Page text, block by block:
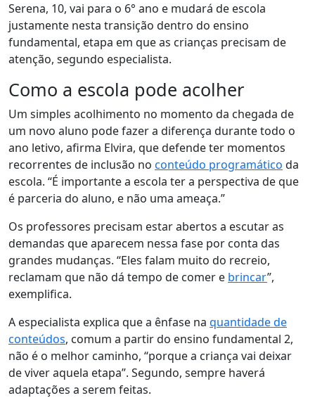
Serena, 10, vai para o 6° ano e mudará de escola
justamente nesta transição dentro do ensino
fundamental, etapa em que as crianças precisam de
atenção, segundo especialista.
Como a escola pode acolher
Um simples acolhimento no momento da chegada de
um novo aluno pode fazer a diferença durante todo o
ano letivo, afirma Elvira, que defende ter momentos
recorrentes de inclusão no conteúdo programático da
escola. “É importante a escola ter a perspectiva de que
é parceria do aluno, e não uma ameaça.”
Os professores precisam estar abertos a escutar as
demandas que aparecem nessa fase por conta das
grandes mudanças. “Eles falam muito do recreio,
reclamam que não dá tempo de comer e brincar”,
exemplifica.
A especialista explica que a ênfase na quantidade de
conteúdos, comum a partir do ensino fundamental 2,
não é o melhor caminho, “porque a criança vai deixar
de viver aquela etapa”. Segundo, sempre haverá
adaptações a serem feitas.